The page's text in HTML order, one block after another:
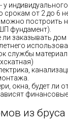
- у
срокам от 2 до 6
построить
фундамент).
ли заказывать
службы
окна, будет
из бруса